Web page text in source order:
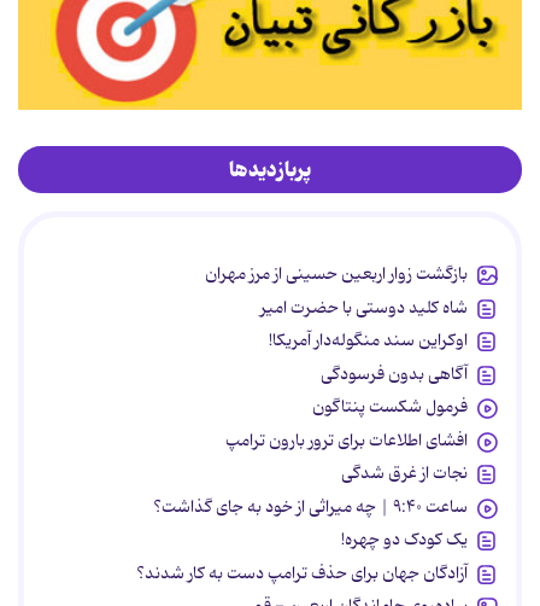
پربازدیدها
بازگشت زوار اربعین حسینی از مرز مهران
شاه کلید دوستی با حضرت امیر
اوکراین سند منگوله‌دار آمریکا!
آگاهی بدون فرسودگی
فرمول شکست پنتاگون
افشای اطلاعات برای ترور بارون ترامپ
نجات از غرق شدگی
ساعت ۹:۴۰ | چه میراثی از خود به جای گذاشت؟
یک کودک دو چهره!
آزادگان جهان برای حذف ترامپ دست به کار شدند؟